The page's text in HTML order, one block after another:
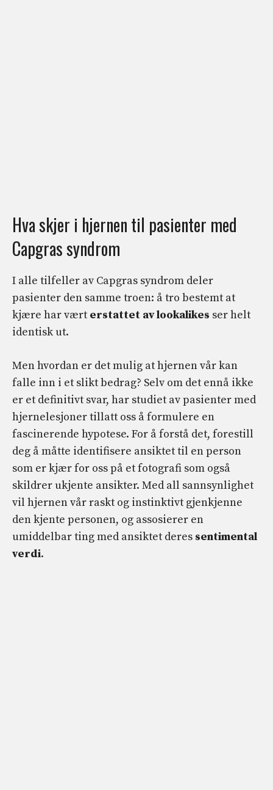
Hva skjer i hjernen til pasienter med
Capgras syndrom
I alle tilfeller av Capgras syndrom deler
pasienter den samme troen: å tro bestemt at
kjære har vært erstattet av lookalikes ser helt
identisk ut.
Men hvordan er det mulig at hjernen vår kan
falle inn i et slikt bedrag? Selv om det ennå ikke
er et definitivt svar, har studiet av pasienter med
hjernelesjoner tillatt oss å formulere en
fascinerende hypotese. For å forstå det, forestill
deg å måtte identifisere ansiktet til en person
som er kjær for oss på et fotografi som også
skildrer ukjente ansikter. Med all sannsynlighet
vil hjernen vår raskt og instinktivt gjenkjenne
den kjente personen, og assosierer en
umiddelbar ting med ansiktet deres sentimental
verdi.